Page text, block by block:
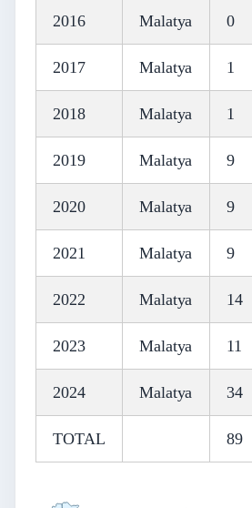
2016 Malatya 0
2017 Malatya 1
2018 Malatya 1
2019 Malatya 9
2020 Malatya 9
2021 Malatya 9
2022 Malatya 14
2023 Malatya 11
2024 Malatya 34
TOTAL 89